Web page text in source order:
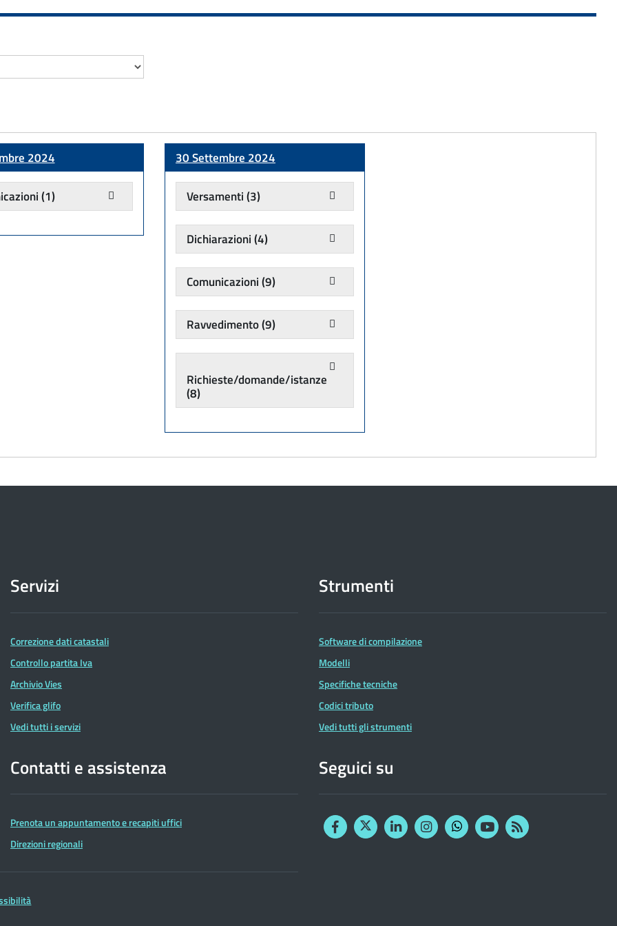
2024
(1)
30 Settembre 2024
Versamenti(3)
Dichiarazioni(4)
Comunicazioni(9)
Ravvedimento(9)
Richieste/domande/istanze
(8)
Servizi
Correzione dati catastali
Controllo partita Iva
Archivio Vies
Verifica glifo
Vedi tutti i servizi
Strumenti
Software di compilazione
Modelli
Specifiche tecniche
Codici tributo
Vedi tutti gli strumenti
Contatti e assistenza
Prenota un appuntamento e recapiti uffici
Direzioni regionali
Seguici su
FacebookTwitterLinkedinInstagram
YouTubeRSS